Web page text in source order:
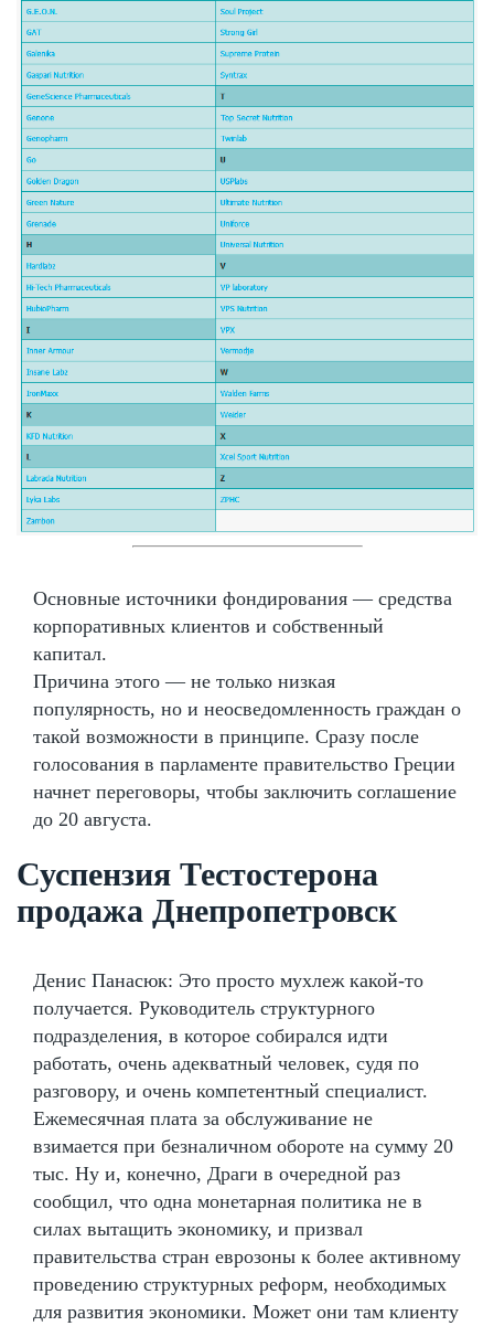
Основные источники фондирования — средства
корпоративных клиентов и собственный
капитал.
Причина этого — не только низкая
популярность, но и неосведомленность граждан о
такой возможности в принципе. Сразу после
голосования в парламенте правительство Греции
начнет переговоры, чтобы заключить соглашение
до 20 августа.
Суспензия Тестостерона
продажа Днепропетровск
Денис Панасюк: Это просто мухлеж какой-то
получается. Руководитель структурного
подразделения, в которое собирался идти
работать, очень адекватный человек, судя по
разговору, и очень компетентный специалист.
Ежемесячная плата за обслуживание не
взимается при безналичном обороте на сумму 20
тыс. Ну и, конечно, Драги в очередной раз
сообщил, что одна монетарная политика не в
силах вытащить экономику, и призвал
правительства стран еврозоны к более активному
проведению структурных реформ, необходимых
для развития экономики. Может они там клиенту